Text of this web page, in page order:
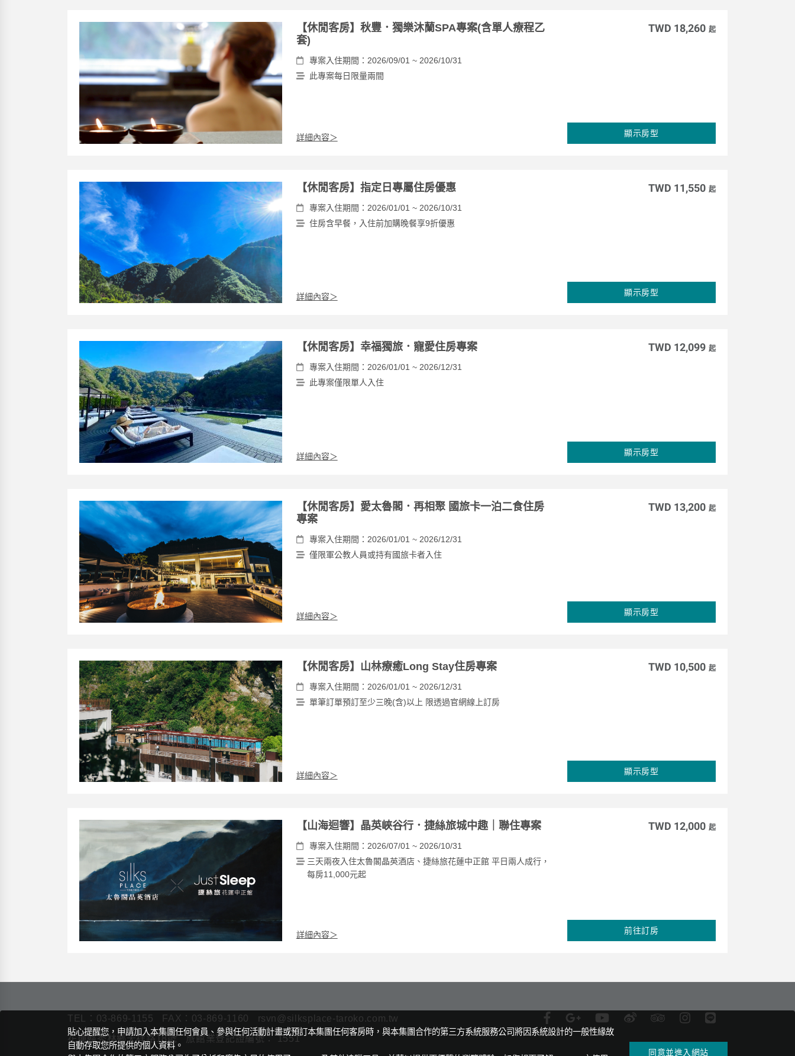
【休閒客房】秋豐．獨樂沐蘭SPA專案(含單人療程乙
套)
專案入住期間：2026/09/01 ~ 2026/10/31
此專案每日限量兩間
詳細內容＞
TWD 18,260 起
顯示房型
【休閒客房】指定日專屬住房優惠
專案入住期間：2026/01/01 ~ 2026/10/31
住房含早餐，入住前加購晚餐享9折優惠
詳細內容＞
TWD 11,550 起
顯示房型
【休閒客房】幸福獨旅．寵愛住房專案
專案入住期間：2026/01/01 ~ 2026/12/31
此專案僅限單人入住
詳細內容＞
TWD 12,099 起
顯示房型
【休閒客房】愛太魯閣．再相聚 國旅卡一泊二食住房
專案
專案入住期間：2026/01/01 ~ 2026/12/31
僅限軍公教人員或持有國旅卡者入住
詳細內容＞
TWD 13,200 起
顯示房型
【休閒客房】山林療癒Long Stay住房專案
專案入住期間：2026/01/01 ~ 2026/12/31
單筆訂單預訂至少三晚(含)以上 限透過官網線上訂房
詳細內容＞
TWD 10,500 起
顯示房型
【山海迴響】晶英峽谷行．捷絲旅城中趣｜聯住專案
專案入住期間：2026/07/01 ~ 2026/10/31
三天兩夜入住太魯閣晶英酒店、捷絲旅花蓮中正館 平日兩人成行，
每房11,000元起
詳細內容＞
TWD 12,000 起
前往訂房
TEL： 03-869-1155 FAX：03-869-1160
rsvn@silksplace-taroko.com.tw
花蓮縣秀林鄉天祥路18號
旅館業登記證編號： 1551
貼心提醒您，申請加入本集團任何會員、參與任何活動計畫或預訂本集團任何客房時，與本集團合作的第三方系統服務公司將因系統設計的一般性緣故
自動存取您所提供的個人資料。
同意並進入網站